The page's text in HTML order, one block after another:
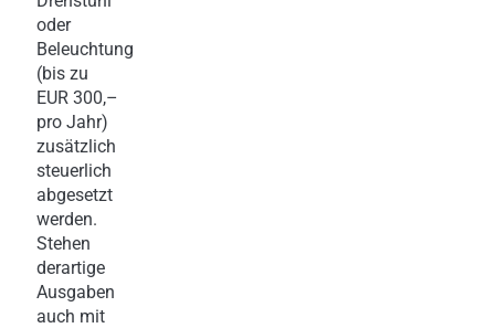
oder
Beleuchtung
(bis zu
EUR 300,–
pro Jahr)
zusätzlich
steuerlich
abgesetzt
werden.
Stehen
derartige
Ausgaben
auch mit